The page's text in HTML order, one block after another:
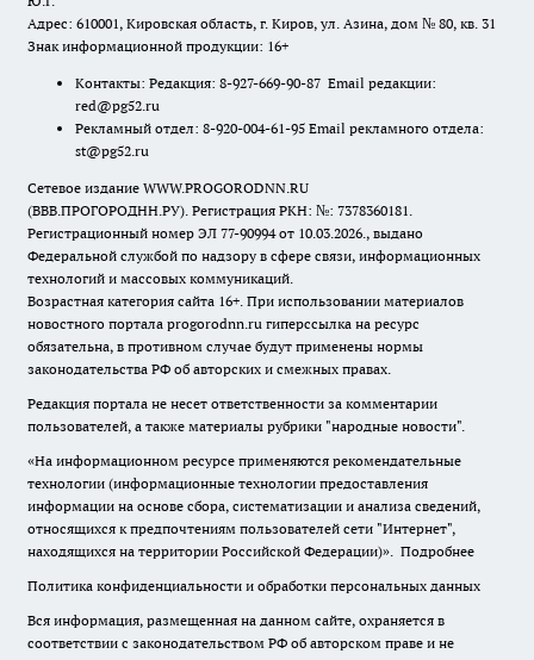
Адрес: 610001, Кировская область, г. Киров, ул. Азина, дом № 80, кв. 31
Знак информационной продукции: 16+
Контакты: Редакция: 8-927-669-90-87 Email редакции:
red@pg52.ru
Рекламный отдел: 8-920-004-61-95 Email рекламного отдела:
st@pg52.ru
Сетевое издание WWW.PROGORODNN.RU
(ВВВ.ПРОГОРОДНН.РУ). Регистрация РКН: №: 7378360181.
Регистрационный номер ЭЛ 77-90994 от 10.03.2026., выдано
Федеральной службой по надзору в сфере связи, информационных
технологий и массовых коммуникаций.
Возрастная категория сайта 16+. При использовании материалов
новостного портала progorodnn.ru гиперссылка на ресурс
обязательна, в противном случае будут применены нормы
законодательства РФ об авторских и смежных правах.
Редакция портала не несет ответственности за комментарии
пользователей, а также материалы рубрики "народные новости".
«На информационном ресурсе применяются рекомендательные
технологии (информационные технологии предоставления
информации на основе сбора, систематизации и анализа сведений,
относящихся к предпочтениям пользователей сети "Интернет",
находящихся на территории Российской Федерации)». Подробнее
Политика конфиденциальности и обработки персональных данных
Вся информация, размещенная на данном сайте, охраняется в
соответствии с законодательством РФ об авторском праве и не